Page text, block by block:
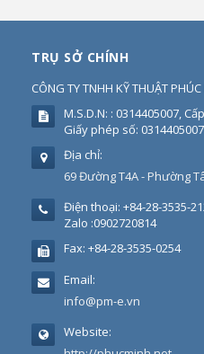
TRỤ SỞ CHÍNH
CÔNG TY TNHH KỸ THUẬT
M.S.D.N: : 0314405007,
Giấy phép số: 0314405007
Địa chỉ:
69 Đường T4A - Phường
Điện thoại: +84-28-3535-
Zalo :0902720814
Fax: +84-28-3535-0254
Email:
info@pm-e.vn
Website: